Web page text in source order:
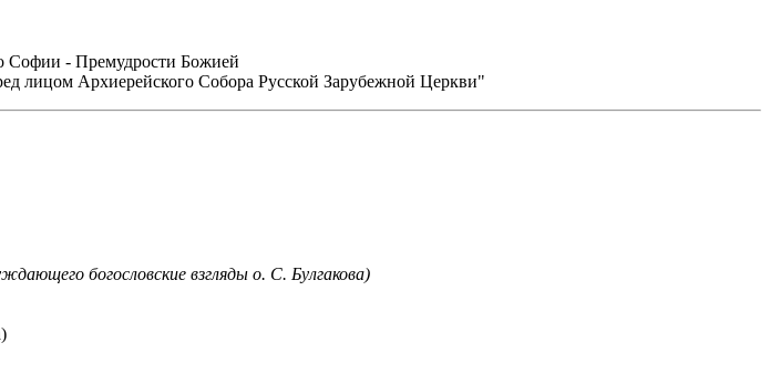
Софии - Премудрости Божией
лицом Архиерейского Собора Русской Зарубежной Церкви"
богословские взгляды о. С. Булгакова)